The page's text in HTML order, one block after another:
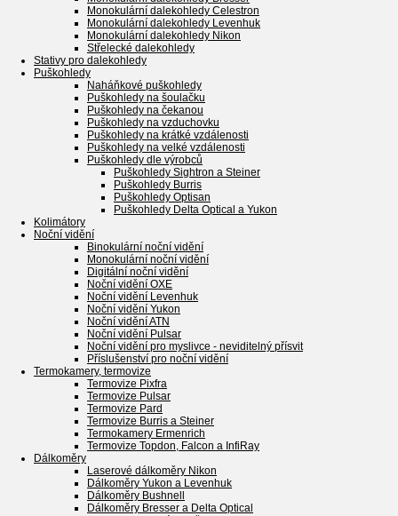
Monokulární dalekohledy Celestron
Monokulární dalekohledy Levenhuk
Monokulární dalekohledy Nikon
Střelecké dalekohledy
Stativy pro dalekohledy
Puškohledy
Naháňkové puškohledy
Puškohledy na šoulačku
Puškohledy na čekanou
Puškohledy na vzduchovku
Puškohledy na krátké vzdálenosti
Puškohledy na velké vzdálenosti
Puškohledy dle výrobců
Puškohledy Sightron a Steiner
Puškohledy Burris
Puškohledy Optisan
Puškohledy Delta Optical a Yukon
Kolimátory
Noční vidění
Binokulární noční vidění
Monokulární noční vidění
Digitální noční vidění
Noční vidění OXE
Noční vidění Levenhuk
Noční vidění Yukon
Noční vidění ATN
Noční vidění Pulsar
Noční vidění pro myslivce - neviditelný přísvit
Příslušenství pro noční vidění
Termokamery, termovize
Termovize Pixfra
Termovize Pulsar
Termovize Pard
Termovize Burris a Steiner
Termokamery Ermenrich
Termovize Topdon, Falcon a InfiRay
Dálkoměry
Laserové dálkoměry Nikon
Dálkoměry Yukon a Levenhuk
Dálkoměry Bushnell
Dálkoměry Bresser a Delta Optical